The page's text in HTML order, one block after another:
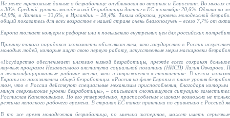
Не менее тревожные данные о безработице опубликовал во вторник и Евростат. Во
к 30%. Средний уровень молодежной безработицы достиг в ЕС в октябре 20,6%. Однако во
42,9%, в Латвии – 33,6%, в Ирландии – 28,4%. Таким образом, уровень молодежной
общий показатель для всех возрастов в нашей стране очень благополучен – всего 7,7% от
Европа толкает концерн к реформе или к повышению внутренних цен для российских
Причину такого парадокса экономисты объясняют тем, что государство в России
молодых людей, которые ищут свою первую работу, искусственные меры маскировки
«Государство обеспечивает иллюзию низкой безработицы, прежде всего сохраняя
научных программ Независимого института социальной политики (НИСП) Лилия Овчарова.
и неквалифицированные рабочие места, что и отражается в статистике. В целом
Европы по показателям общей безработицы. «Россия на фоне Европы в плане уровня
том, что в России действуют специальные механизмы приспособления, благодаря
минуя сверхвысокие уровни безработицы», – описывает сложившуюся ситуацию
Ростислав Капелюшников. По его утверждению, приспособление к шокам возможно не
режима неполного рабочего времени. В странах ЕС такая практика по сравнению с Россией
В то же время молодежная безработица, по мнению экспертов, может иметь